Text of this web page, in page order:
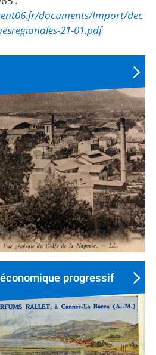
documents/Import/dec
21-01.pdf
progressif